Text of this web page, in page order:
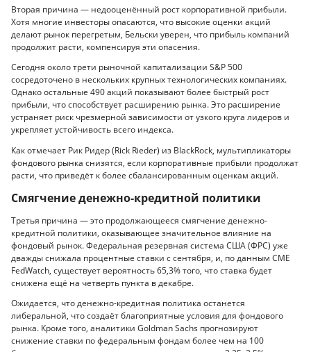
Вторая причина — недооценённый рост корпоративной прибыли.
Хотя многие инвесторы опасаются, что высокие оценки акций
делают рынок перегретым, Бельски уверен, что прибыль компаний
продолжит расти, компенсируя эти опасения.
Сегодня около трети рыночной капитализации S&P 500
сосредоточено в нескольких крупных технологических компаниях.
Однако остальные 490 акций показывают более быстрый рост
прибыли, что способствует расширению рынка. Это расширение
устраняет риск чрезмерной зависимости от узкого круга лидеров и
укрепляет устойчивость всего индекса.
Как отмечает Рик Ридер (Rick Rieder) из BlackRock, мультипликаторы
фондового рынка снизятся, если корпоративные прибыли продолжат
расти, что приведёт к более сбалансированным оценкам акций.
Смягчение денежно-кредитной политики
Третья причина — это продолжающееся смягчение денежно-
кредитной политики, оказывающее значительное влияние на
фондовый рынок. Федеральная резервная система США (ФРС) уже
дважды снижала процентные ставки с сентября, и, по данным CME
FedWatch, существует вероятность 65,3% того, что ставка будет
снижена ещё на четверть пункта в декабре.
Ожидается, что денежно-кредитная политика останется
либеральной, что создаёт благоприятные условия для фондового
рынка. Кроме того, аналитики Goldman Sachs прогнозируют
снижение ставки по федеральным фондам более чем на 100